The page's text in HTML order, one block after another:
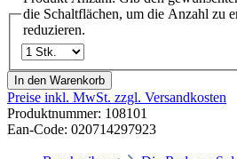
die Schaltflächen, um die Anzahl zu
reduzieren.
In den Warenkorb
Preise inkl. MwSt. zzgl. Versandkosten
Produktnummer: 108101
Ean-Code: 020714297923